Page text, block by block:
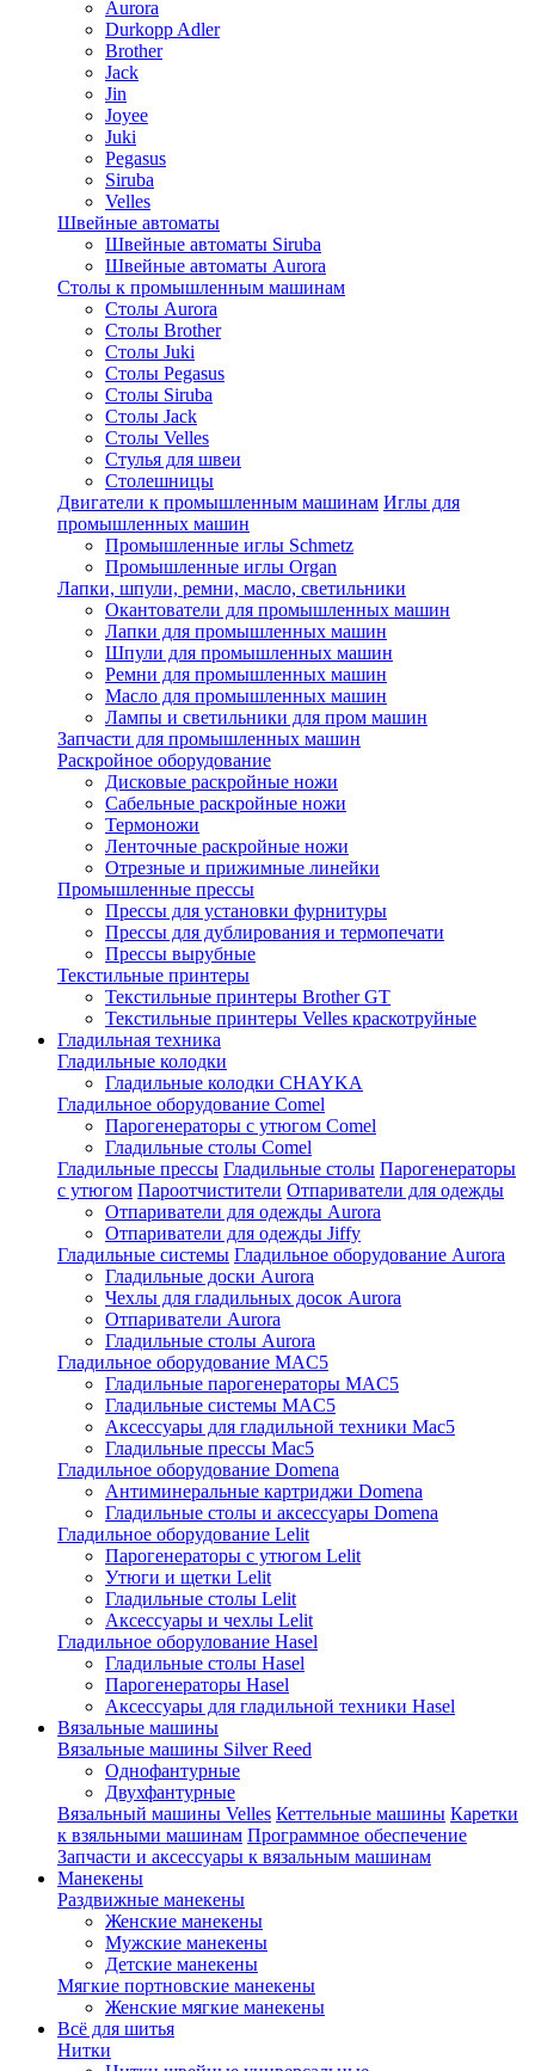
Aurora
Durkopp Adler
Brother
Jack
Jin
Joyee
Juki
Pegasus
Siruba
Velles
Швейные автоматы
Швейные автоматы Siruba
Швейные автоматы Aurora
Столы к промышленным машинам
Столы Aurora
Столы Brother
Столы Juki
Столы Pegasus
Столы Siruba
Столы Jack
Столы Velles
Стулья для швеи
Столешницы
Двигатели к промышленным машинам Иглы для
промышленных машин
Промышленные иглы Schmetz
Промышленные иглы Organ
Лапки, шпули, ремни, масло, светильники
Окантователи для промышленных машин
Лапки для промышленных машин
Шпули для промышленных машин
Ремни для промышленных машин
Масло для промышленных машин
Лампы и светильники для пром машин
Запчасти для промышленных машин
Раскройное оборудование
Дисковые раскройные ножи
Сабельные раскройные ножи
Термоножи
Ленточные раскройные ножи
Отрезные и прижимные линейки
Промышленные прессы
Прессы для установки фурнитуры
Прессы для дублирования и термопечати
Прессы вырубные
Текстильные принтеры
Текстильные принтеры Brother GT
Текстильные принтеры Velles краскотруйные
Гладильная техника
Гладильные колодки
Гладильные колодки CHAYKA
Гладильное оборудование Comel
Парогенераторы с утюгом Comel
Гладильные столы Comel
Гладильные прессы Гладильные столы Парогенераторы
с утюгом Пароотчистители Отпариватели для одежды
Отпариватели для одежды Aurora
Отпариватели для одежды Jiffy
Гладильные системы Гладильное оборудование Aurora
Гладильные доски Aurora
Чехлы для гладильных досок Aurora
Отпариватели Aurora
Гладильные столы Aurora
Гладильное оборудование MAC5
Гладильные парогенераторы MAC5
Гладильные системы MAC5
Аксессуары для гладильной техники Mac5
Гладильные прессы Mac5
Гладильное оборудование Domena
Антиминеральные картриджи Domena
Гладильные столы и аксессуары Domena
Гладильное оборудование Lelit
Парогенераторы с утюгом Lelit
Утюги и щетки Lelit
Гладильные столы Lelit
Аксессуары и чехлы Lelit
Гладильное оборулование Hasel
Гладильные столы Hasel
Парогенераторы Hasel
Аксессуары для гладильной техники Hasel
Вязальные машины
Вязальные машины Silver Reed
Однофантурные
Двухфантурные
Вязальный машины Velles Кеттельные машины Каретки
к взяльными машинам Программное обеспечение
Запчасти и аксессуары к вязальным машинам
Манекены
Раздвижные манекены
Женские манекены
Мужские манекены
Детские манекены
Мягкие портновские манекены
Женские мягкие манекены
Всё для шитья
Нитки